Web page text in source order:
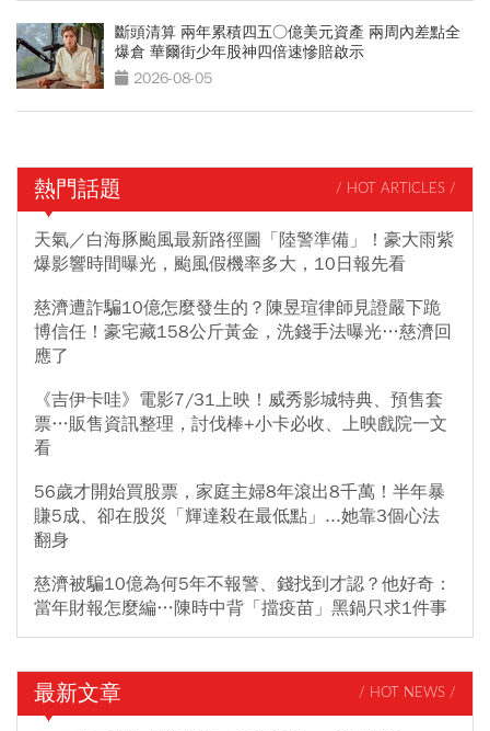
斷頭清算 兩年累積四五○億美元資產 兩周內差點全
爆倉 華爾街少年股神四倍速慘賠啟示
2026-08-05
熱門話題 / HOT ARTICLES /
天氣／白海豚颱風最新路徑圖「陸警準備」！豪大雨紫
爆影響時間曝光，颱風假機率多大，10日報先看
慈濟遭詐騙10億怎麼發生的？陳昱瑄律師見證嚴下跪
博信任！豪宅藏158公斤黃金，洗錢手法曝光…慈濟回
應了
《吉伊卡哇》電影7/31上映！威秀影城特典、預售套
票…販售資訊整理，討伐棒+小卡必收、上映戲院一文
看
56歲才開始買股票，家庭主婦8年滾出8千萬！半年暴
賺5成、卻在股災「輝達殺在最低點」...她靠3個心法
翻身
慈濟被騙10億為何5年不報警、錢找到才認？他好奇：
當年財報怎麼編…陳時中背「擋疫苗」黑鍋只求1件事
最新文章 / HOT NEWS /